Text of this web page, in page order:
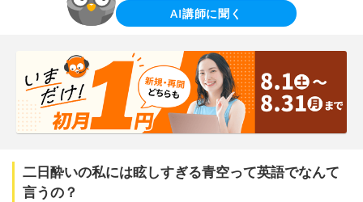
AI講師に聞く
二日酔いの私には眩しすぎる青空って英語でなんて
言うの？